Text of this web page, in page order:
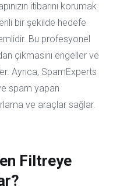
itibarını korumak
bir şekilde hedefe
Bu profesyonel
çıkmasını engeller ve
Ayrıca, SpamExperts
spam yapan
ve araçlar sağlar.
Filtreye